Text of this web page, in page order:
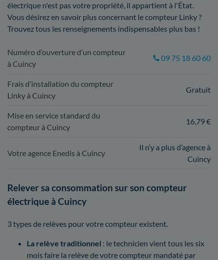
électrique n'est pas votre propriété, il appartient à l'État.
Vous désirez en savoir plus concernant le compteur Linky ?
Trouvez tous les renseignements indispensables plus bas !
Numéro d’ouverture d’un compteur
à Cuincy
09 75 18 60 60
Frais d’installation du compteur
Linky à Cuincy
Gratuit
Mise en service standard du
compteur à Cuincy
16,79 €
Votre agence Enedis à Cuincy
Il n’y a plus d’agence à
Cuincy
Relever sa consommation sur son compteur
électrique à Cuincy
3 types de relèves pour votre compteur existent.
La relève traditionnel : le technicien vient tous les six
mois faire la relève de votre compteur mandaté par